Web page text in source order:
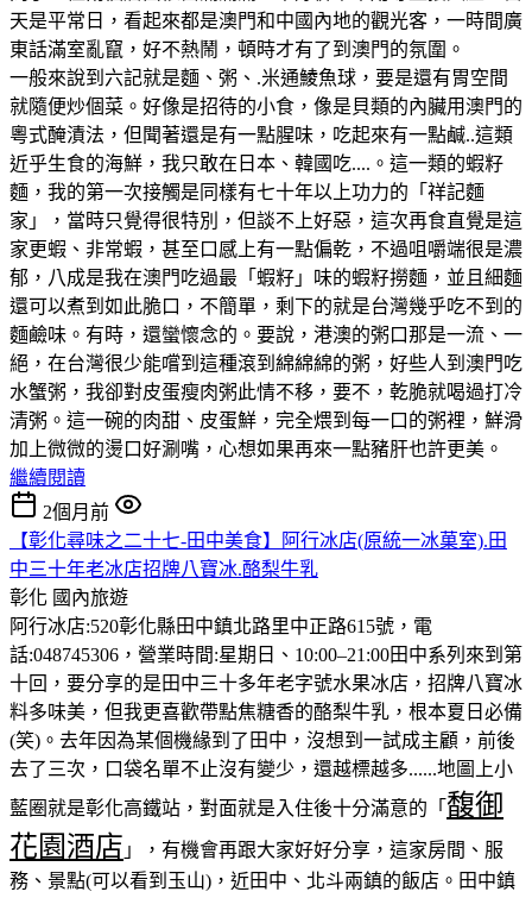
天是平常日，看起來都是澳門和中國內地的觀光客，一時間廣
東話滿室亂竄，好不熱鬧，頓時才有了到澳門的氛圍。
一般來說到六記就是麵、粥、.米通鯪魚球，要是還有胃空間
就隨便炒個菜。好像是招待的小食，像是貝類的內臟用澳門的
粵式醃漬法，但聞著還是有一點腥味，吃起來有一點鹹..這類
近乎生食的海鮮，我只敢在日本、韓國吃....。這一類的蝦籽
麵，我的第一次接觸是同樣有七十年以上功力的「祥記麵
家」，當時只覺得很特別，但談不上好惡，這次再食直覺是這
家更蝦、非常蝦，甚至口感上有一點偏乾，不過咀嚼端很是濃
郁，八成是我在澳門吃過最「蝦籽」味的蝦籽撈麵，並且細麵
還可以煮到如此脆口，不簡單，剩下的就是台灣幾乎吃不到的
麵鹼味。有時，還蠻懷念的。要說，港澳的粥口那是一流、一
絕，在台灣很少能嚐到這種滾到綿綿綿的粥，好些人到澳門吃
水蟹粥，我卻對皮蛋瘦肉粥此情不移，要不，乾脆就喝過打冷
清粥。這一碗的肉甜、皮蛋鮮，完全煨到每一口的粥裡，鮮滑
加上微微的燙口好涮嘴，心想如果再來一點豬肝也許更美。
繼續閱讀
2個月前
【彰化尋味之二十七-田中美食】阿行冰店(原統一冰菓室).田
中三十年老冰店招牌八寶冰.酪梨牛乳
彰化 國內旅遊
阿行冰店:520彰化縣田中鎮北路里中正路615號，電
話:048745306，營業時間:星期日、10:00–21:00田中系列來到第
十回，要分享的是田中三十多年老字號水果冰店，招牌八寶冰
料多味美，但我更喜歡帶點焦糖香的酪梨牛乳，根本夏日必備
(笑)。去年因為某個機緣到了田中，沒想到一試成主顧，前後
去了三次，口袋名單不止沒有變少，還越標越多......地圖上小
藍圈就是彰化高鐵站，對面就是入住後十分滿意的「 馥御
花園酒店 」，有機會再跟大家好好分享，這家房間、服
務、景點(可以看到玉山)，近田中、北斗兩鎮的飯店。田中鎮